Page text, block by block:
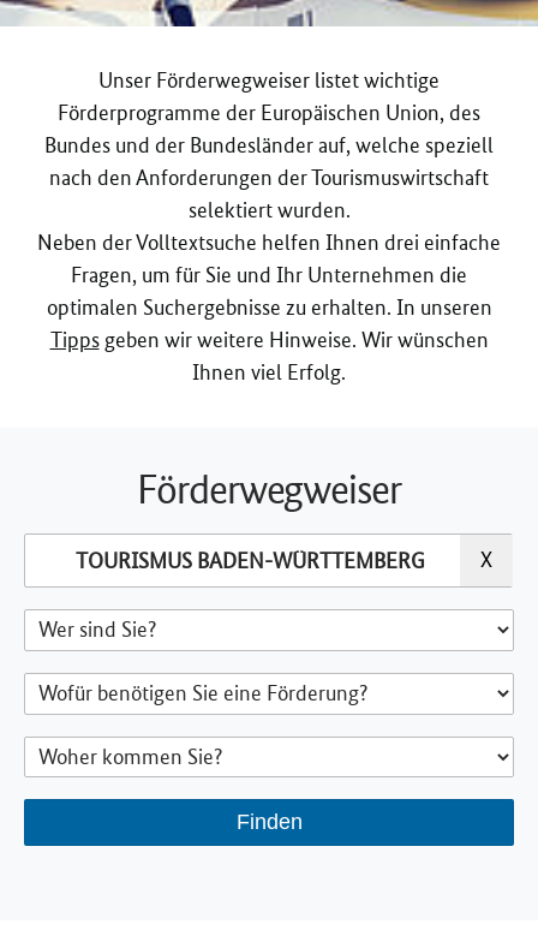
Unser Förderwegweiser listet wichtige
Förderprogramme der Europäischen Union, des
Bundes und der Bundesländer auf, welche speziell
nach den Anforderungen der Tourismuswirtschaft
selektiert wurden.
Neben der Volltextsuche helfen Ihnen drei einfache
Fragen, um für Sie und Ihr Unternehmen die
optimalen Suchergebnisse zu erhalten. In unseren
Tippsgeben wir weitere Hinweise. Wir wünschen
Ihnen viel Erfolg.
Förderwegweiser